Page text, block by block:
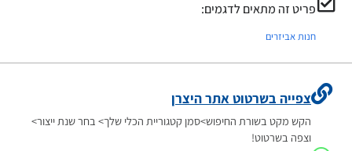
פריט זה מתאים לדגמים:
חנות אביזרים
צפייה בשרטוט אתר היצרן
הקש מקט בשורת החיפוש>סמן קטגוריית הכלי שלך> בחר שנת ייצור>
וצפה בשרטוט!